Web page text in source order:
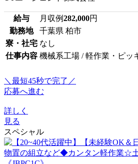
給与 月収例282,000円
勤務地
千葉県 柏市
寮・社宅 なし
仕事内容 機械系工場 / 軽作業・ピッ
＼最短45秒で完了／
応募へ進む
詳しく
見る
スペシャル